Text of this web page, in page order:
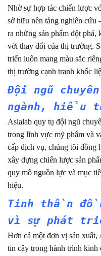
Nhờ sự hợp tác chiến lược
sở hữu nền tảng nghiên cứu
ra những sản phẩm đột phá,
với thay đổi của thị trường.
triển luôn mang màu sắc
thị trường cạnh tranh khốc
Đội ngũ
ngành, hiểu
Asialab quy tụ đội ngũ
trong lĩnh vực mỹ phẩm và
cấp dịch vụ, chúng tôi đồng
xây dựng chiến lược sản
quy mô nguồn lực và mục
hiệu.
Tinh thần
vì sự phát
Hơn cả một đơn vị sản xuất,
tin cậy trong hành trình kinh